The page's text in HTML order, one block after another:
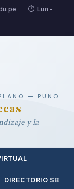
⏱ Lun -
— PUNO
y la
DIRECTORIO SB